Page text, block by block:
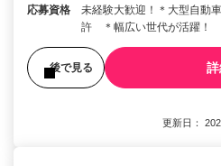
応募資格
未経験大歓迎！＊大型自動
許 ＊幅広い世代が活躍！
後で見る
更新日：